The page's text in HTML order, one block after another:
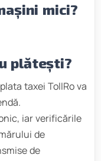
mici?
plătești?
taxei TollRo va
iar verificările
de
de